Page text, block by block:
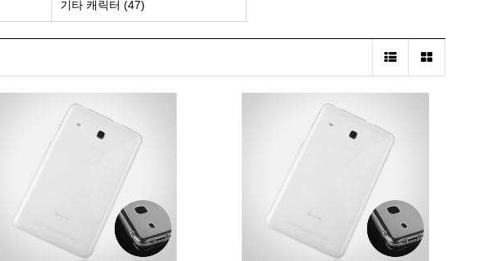
기타 캐릭터 (47)